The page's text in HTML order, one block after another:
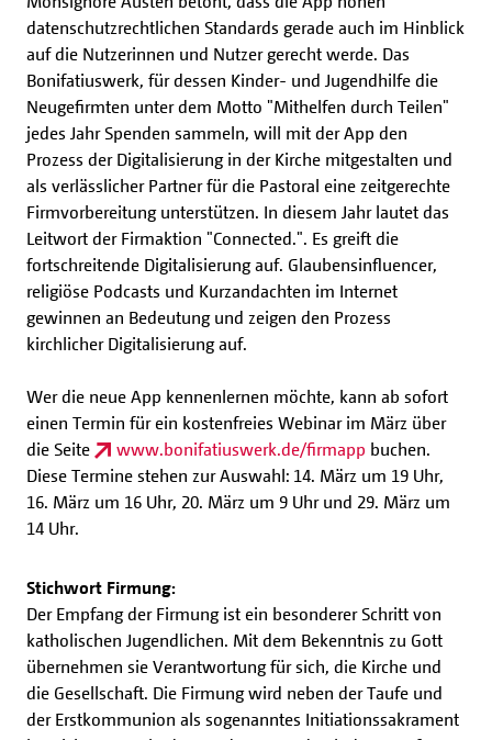
datenschutzrechtlichen Standards gerade auch im Hinblick
auf die Nutzerinnen und Nutzer gerecht werde. Das
Bonifatiuswerk, für dessen Kinder- und Jugendhilfe die
Neugefirmten unter dem Motto "Mithelfen durch Teilen"
jedes Jahr Spenden sammeln, will mit der App den
Prozess der Digitalisierung in der Kirche mitgestalten und
als verlässlicher Partner für die Pastoral eine zeitgerechte
Firmvorbereitung unterstützen. In diesem Jahr lautet das
Leitwort der Firmaktion "Connected.". Es greift die
fortschreitende Digitalisierung auf. Glaubensinfluencer,
religiöse Podcasts und Kurzandachten im Internet
gewinnen an Bedeutung und zeigen den Prozess
kirchlicher Digitalisierung auf.
Wer die neue App kennenlernen möchte, kann ab sofort
einen Termin für ein kostenfreies Webinar im März über
die Seite
www.bonifatiuswerk.de/firmapp buchen.
Diese Termine stehen zur Auswahl: 14. März um 19 Uhr,
16. März um 16 Uhr, 20. März um 9 Uhr und 29. März um
14 Uhr.
Stichwort Firmung:
Der Empfang der Firmung ist ein besonderer Schritt von
katholischen Jugendlichen. Mit dem Bekenntnis zu Gott
übernehmen sie Verantwortung für sich, die Kirche und
die Gesellschaft. Die Firmung wird neben der Taufe und
der Erstkommunion als sogenanntes Initiationssakrament